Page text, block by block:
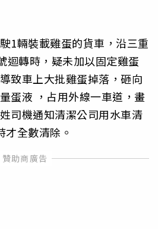
1輛裝載雞蛋的貨車，沿三重
迴轉時，疑未加以固定雞蛋
致車上大批雞蛋掉落，砸向
蛋液 ，占用外線一車道，畫
司機通知清潔公司用水車清
全數清除。